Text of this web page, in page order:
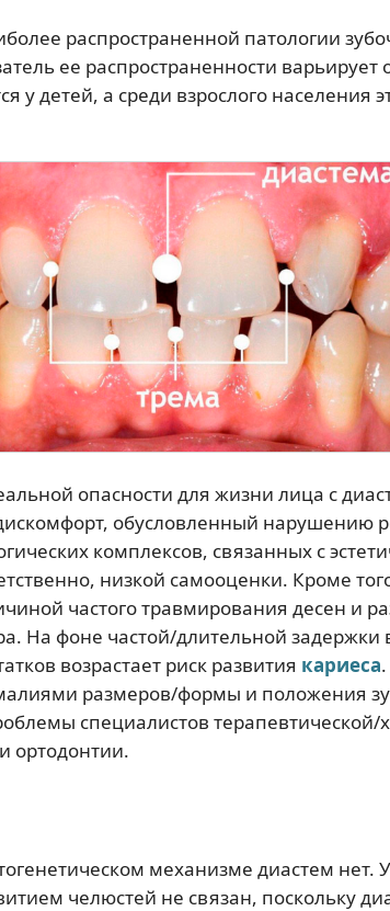
распространенной патологии
ее распространенности варьирует
у детей, а среди взрослого населения
опасности для жизни лица с
обусловленный нарушению
комплексов, связанных с
низкой самооценки. Кроме
частого травмирования десен и
На фоне частой/длительной
возрастает риск развития кариеса
размеров/формы и положения
специалистов терапевтической/
ортодонтии.
механизме диастем нет.
челюстей не связан, поскольку